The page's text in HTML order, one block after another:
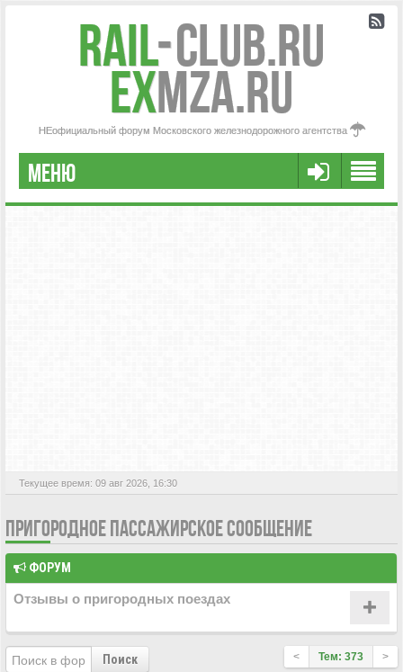
Rail-Club.RU
exMZA.RU
НЕофициальный форум Московского железнодорожного агентства
МЕНЮ
РЕГИСТРАЦИЯ
Текущее время: 09 авг 2026, 16:30
ПРИГОРОДНОЕ ПАССАЖИРСКОЕ СООБЩЕНИЕ
ФОРУМ
Отзывы о пригородных поездах
Поиск < Тем: 373 >